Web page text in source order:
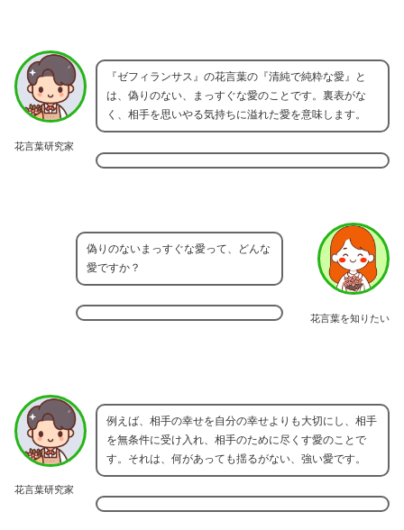
花言葉研究家
『ゼフィランサス』の花言葉の『清純で純粋な愛』と
は、偽りのない、まっすぐな愛のことです。裏表がな
く、相手を思いやる気持ちに溢れた愛を意味します。
花言葉を知りたい
偽りのないまっすぐな愛って、どんな
愛ですか？
花言葉研究家
例えば、相手の幸せを自分の幸せよりも大切にし、相手
を無条件に受け入れ、相手のために尽くす愛のことで
す。それは、何があっても揺るがない、強い愛です。